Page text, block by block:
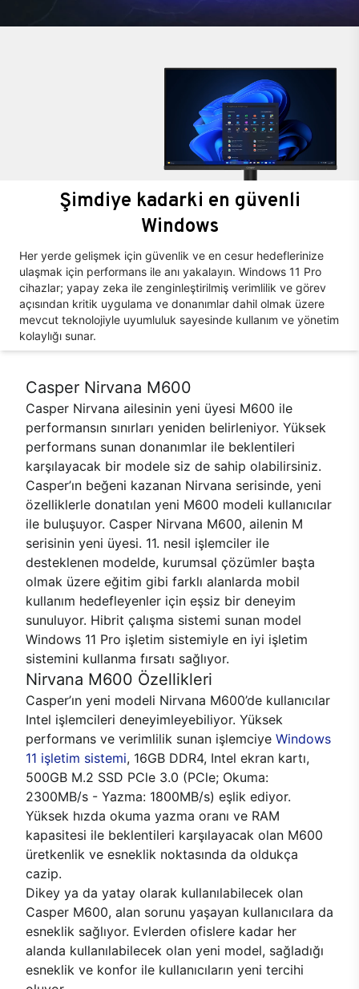
Şimdiye kadarki en güvenli
Windows
Her yerde gelişmek için güvenlik ve en cesur hedeflerinize
ulaşmak için performans ile anı yakalayın. Windows 11 Pro
cihazlar; yapay zeka ile zenginleştirilmiş verimlilik ve görev
açısından kritik uygulama ve donanımlar dahil olmak üzere
mevcut teknolojiyle uyumluluk sayesinde kullanım ve yönetim
kolaylığı sunar.
Casper Nirvana M600
Casper Nirvana ailesinin yeni üyesi M600 ile
performansın sınırları yeniden belirleniyor. Yüksek
performans sunan donanımlar ile beklentileri
karşılayacak bir modele siz de sahip olabilirsiniz.
Casper’ın beğeni kazanan Nirvana serisinde, yeni
özelliklerle donatılan yeni M600 modeli kullanıcılar
ile buluşuyor. Casper Nirvana M600, ailenin M
serisinin yeni üyesi. 11. nesil işlemciler ile
desteklenen modelde, kurumsal çözümler başta
olmak üzere eğitim gibi farklı alanlarda mobil
kullanım hedefleyenler için eşsiz bir deneyim
sunuluyor. Hibrit çalışma sistemi sunan model
Windows 11 Pro işletim sistemiyle en iyi işletim
sistemini kullanma fırsatı sağlıyor.
Nirvana M600 Özellikleri
Casper’ın yeni modeli Nirvana M600’de kullanıcılar
Intel işlemcileri deneyimleyebiliyor. Yüksek
performans ve verimlilik sunan işlemciye Windows
11 işletim sistemi, 16GB DDR4, Intel ekran kartı,
500GB M.2 SSD PCle 3.0 (PCle; Okuma:
2300MB/s - Yazma: 1800MB/s) eşlik ediyor.
Yüksek hızda okuma yazma oranı ve RAM
kapasitesi ile beklentileri karşılayacak olan M600
üretkenlik ve esneklik noktasında da oldukça
cazip.
Dikey ya da yatay olarak kullanılabilecek olan
Casper M600, alan sorunu yaşayan kullanıcılara da
esneklik sağlıyor. Evlerden ofislere kadar her
alanda kullanılabilecek olan yeni model, sağladığı
esneklik ve konfor ile kullanıcıların yeni tercihi